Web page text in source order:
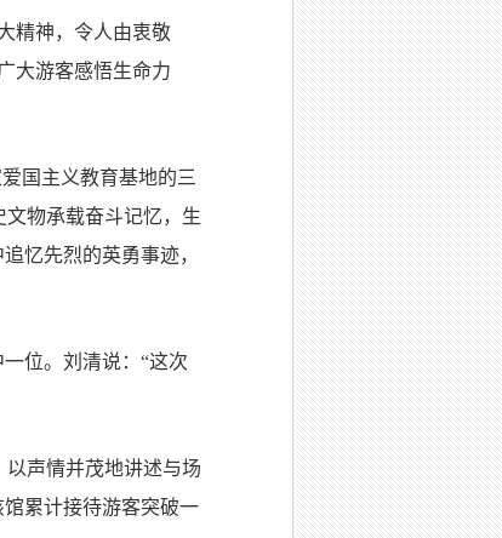
精神，令人由衷敬
大游客感悟生命力
国主义教育基地的三
物承载奋斗记忆，生
忆先烈的英勇事迹，
位。刘清说：“这次
声情并茂地讲述与场
累计接待游客突破一